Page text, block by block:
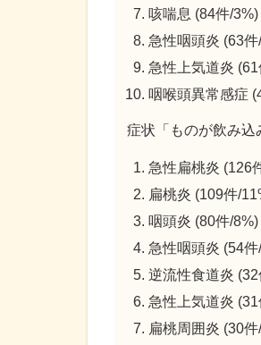
咳喘息 (84件/3%)
急性咽頭炎 (63件
急性上気道炎
咽喉頭異常感症
症状「ものが飲み込
急性扁桃炎 (126
扁桃炎 (109件/
咽頭炎 (80件/8%)
急性咽頭炎 (54件
逆流性食道炎
急性上気道炎
扁桃周囲炎 (30